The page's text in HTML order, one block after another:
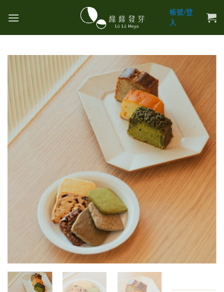
帳號/登
入